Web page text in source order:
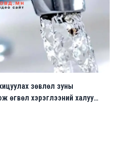
зөвлөл зуны
өгвөл хэрэглээний халуун